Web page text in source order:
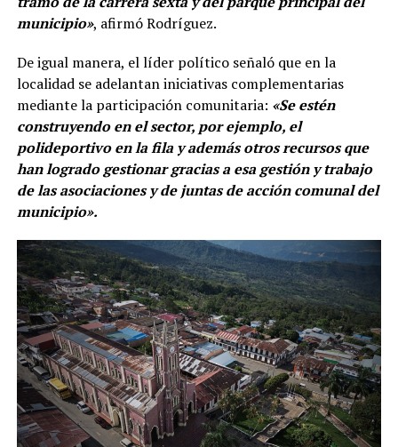
municipio», afirmó Rodríguez.
De igual manera, el líder político señaló que en la
localidad se adelantan iniciativas complementarias
mediante la participación comunitaria: «Se estén
construyendo en el sector, por ejemplo, el
polideportivo en la fila y además otros recursos que
han logrado gestionar gracias a esa gestión y trabajo
de las asociaciones y de juntas de acción comunal del
municipio».